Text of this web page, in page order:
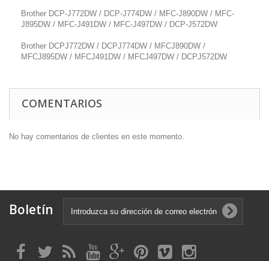
Brother DCP-J772DW / DCP-J774DW / MFC-J890DW / MFC-
J895DW / MFC-J491DW / MFC-J497DW / DCP-J572DW
Brother DCPJ772DW / DCPJ774DW / MFCJ890DW /
MFCJ895DW / MFCJ491DW / MFCJ497DW / DCPJ572DW
COMENTARIOS
No hay comentarios de clientes en este momento.
Boletín